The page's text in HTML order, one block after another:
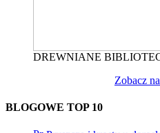
DREWNIANE
Zobacz
BLOGOWE TOP 10